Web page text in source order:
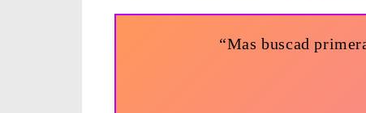
“Mas buscad